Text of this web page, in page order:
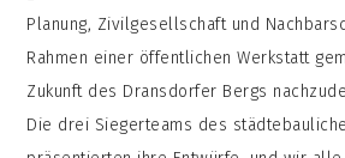
Planung, Zivilgesellschaft und
Rahmen einer öffentlichen Werkstatt
Zukunft des Dransdorfer Bergs
Die drei Siegerteams des